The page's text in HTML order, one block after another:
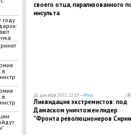
году
в
в
своего отца, парализованного
инсульта
26 декабря 2015, 22:19 —Мир
Ликвидация экстремистов: под
Дамаском уничтожен лидер
"Фронта революционеров